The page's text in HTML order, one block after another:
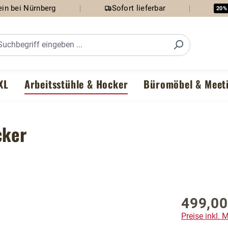
bei Nürnberg Sofort lieferbar 20%
Arbeitsstühle & Hocker Büromöbel &
Regulärer
Preise inkl.